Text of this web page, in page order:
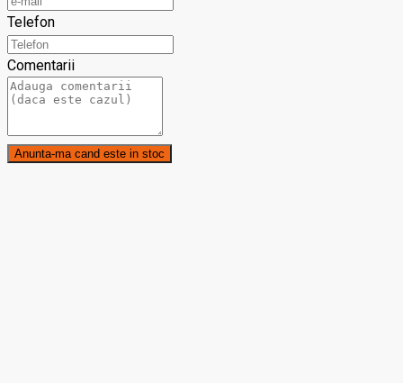
Telefon
Comentarii
Anunta-ma cand este in stoc